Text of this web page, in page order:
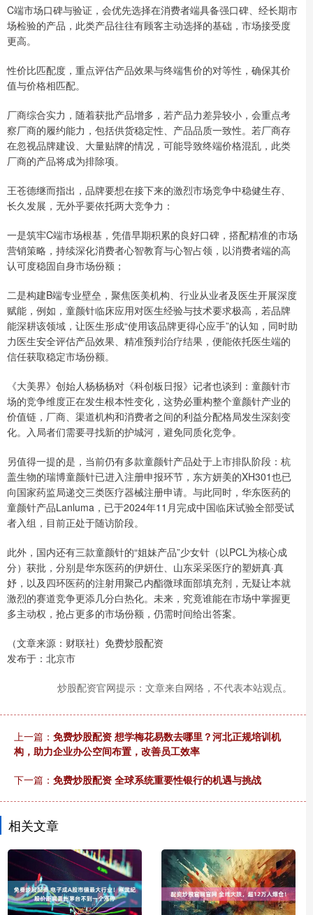
C端市场口碑与验证，会优先选择在消费者端具备强口碑、经长期市
场检验的产品，此类产品往往有顾客主动选择的基础，市场接受度
更高。
性价比匹配度，重点评估产品效果与终端售价的对等性，确保其价
值与价格相匹配。
厂商综合实力，随着获批产品增多，若产品力差异较小，会重点考
察厂商的履约能力，包括供货稳定性、产品品质一致性。若厂商存
在忽视品牌建设、大量贴牌的情况，可能导致终端价格混乱，此类
厂商的产品将成为排除项。
王苍德继而指出，品牌要想在接下来的激烈市场竞争中稳健生存、
长久发展，无外乎要依托两大竞争力：
一是筑牢C端市场根基，凭借早期积累的良好口碑，搭配精准的市场
营销策略，持续深化消费者心智教育与心智占领，以消费者端的高
认可度稳固自身市场份额；
二是构建B端专业壁垒，聚焦医美机构、行业从业者及医生开展深度
赋能，例如，童颜针临床应用对医生经验与技术要求极高，若品牌
能深耕该领域，让医生形成“使用该品牌更得心应手”的认知，同时助
力医生安全评估产品效果、精准预判治疗结果，便能依托医生端的
信任获取稳定市场份额。
《大美界》创始人杨杨杨对《科创板日报》记者也谈到：童颜针市
场的竞争维度正在发生根本性变化，这势必重构整个童颜针产业的
价值链，厂商、渠道机构和消费者之间的利益分配格局发生深刻变
化。入局者们需要寻找新的护城河，避免同质化竞争。
另值得一提的是，当前仍有多款童颜针产品处于上市排队阶段：杭
盖生物的瑞博童颜针已进入注册申报环节，东方妍美的XH301也已
向国家药监局递交三类医疗器械注册申请。与此同时，华东医药的
童颜针产品Lanluma，已于2024年11月完成中国临床试验全部受试
者入组，目前正处于随访阶段。
此外，国内还有三款童颜针的“姐妹产品”少女针（以PCL为核心成
分）获批，分别是华东医药的伊妍仕、山东采采医疗的塑妍真·真
妤，以及四环医药的注射用聚己内酯微球面部填充剂，无疑让本就
激烈的赛道竞争更添几分白热化。未来，究竟谁能在市场中掌握更
多主动权，抢占更多的市场份额，仍需时间给出答案。
（文章来源：财联社）免费炒股配资
发布于：北京市
炒股配资官网提示：文章来自网络，不代表本站观点。
上一篇： 免费炒股配资 想学梅花易数去哪里？河北正规培训机
构，助力企业办公空间布置，改善员工效率
下一篇： 免费炒股配资 全球系统重要性银行的机遇与挑战
相关文章